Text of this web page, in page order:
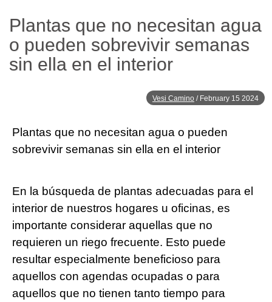
Plantas que no necesitan agua
o pueden sobrevivir semanas
sin ella en el interior
Vesi Camino / February 15 2024
Plantas que no necesitan agua o pueden
sobrevivir semanas sin ella en el interior
En la búsqueda de plantas adecuadas para el
interior de nuestros hogares u oficinas, es
importante considerar aquellas que no
requieren un riego frecuente. Esto puede
resultar especialmente beneficioso para
aquellos con agendas ocupadas o para
aquellos que no tienen tanto tiempo para